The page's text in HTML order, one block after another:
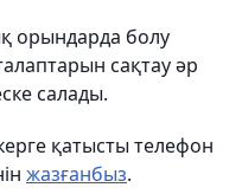
орындарда болу
сақтау әр
салады.
қатысты телефон
жазғанбыз.